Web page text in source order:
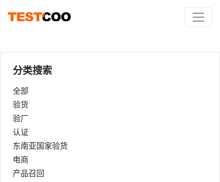
分类搜索
全部
验货
验厂
认证
东南亚国家验货
电商
产品召回